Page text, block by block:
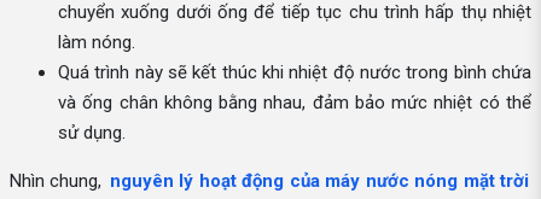
chuyển xuống dưới ống để tiếp tục chu trình hấp thụ nhiệt
làm nóng.
Quá trình này sẽ kết thúc khi nhiệt độ nước trong bình chứa
và ống chân không bằng nhau, đảm bảo mức nhiệt có thể
sử dụng.
Nhìn chung, nguyên lý hoạt động của máy nước nóng mặt trời